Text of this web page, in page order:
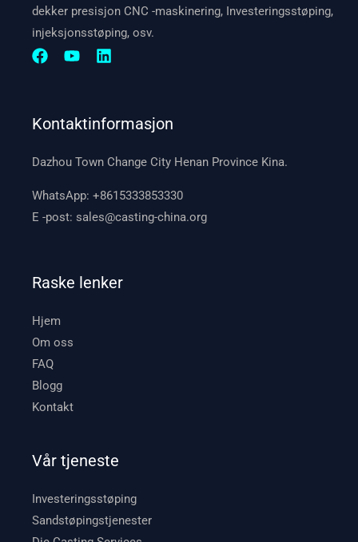
dekker presisjon CNC -maskinering, Investeringsstøping,
injeksjonsstøping, osv.
Kontaktinformasjon
Dazhou Town Change City Henan Province Kina.
WhatsApp:+8615333853330
E -post:sales@casting-china.org
Raske lenker
Hjem
Om oss
FAQ
Blogg
Kontakt
Vår tjeneste
Investeringsstøping
Sandstøpingstjenester